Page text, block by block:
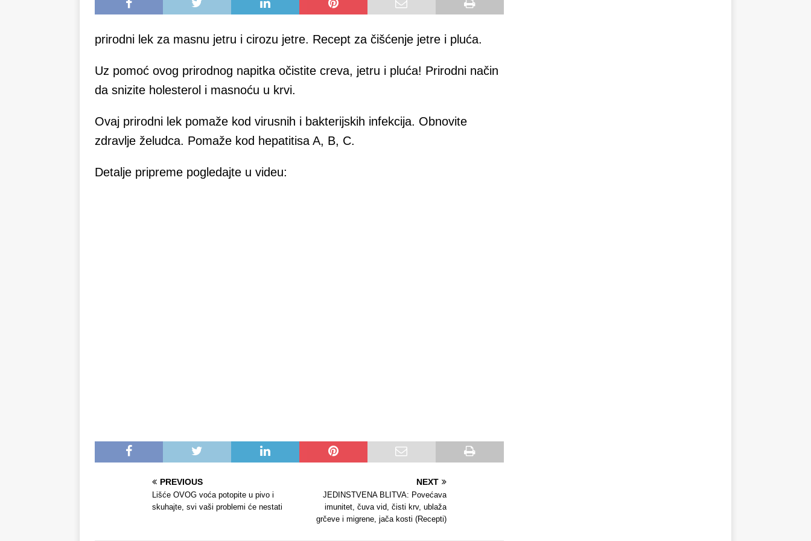
prirodni lek za masnu jetru i cirozu jetre. Recept za čišćenje jetre i pluća.
Uz pomoć ovog prirodnog napitka očistite creva, jetru i pluća! Prirodni način
da snizite holesterol i masnoću u krvi.
Ovaj prirodni lek pomaže kod virusnih i bakterijskih infekcija. Obnovite
zdravlje želudca. Pomaže kod hepatitisa A, B, C.
Detalje pripreme pogledajte u videu:
PREVIOUS
Lišće OVOG voća potopite u pivo i
skuhajte, svi vaši problemi će nestati
NEXT
JEDINSTVENA BLITVA: Povećava
imunitet, čuva vid, čisti krv, ublaža
grčeve i migrene, jača kosti (Recepti)